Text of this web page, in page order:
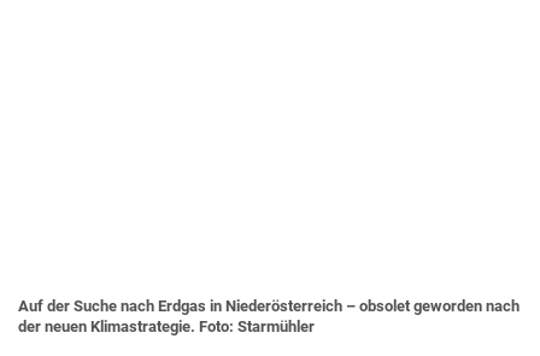
Auf der Suche nach Erdgas in Niederösterreich – obsolet geworden nach
der neuen Klimastrategie. Foto: Starmühler